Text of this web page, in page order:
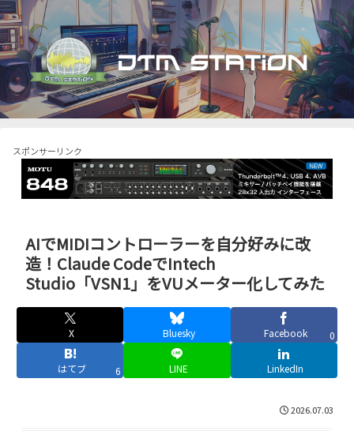
スポンサーリンク
AIでMIDIコントローラーを自分好みに改
造！Claude CodeでIntech
Studio「VSN1」をVUメーター化してみた
X Bluesky Facebook 0
はてブ 6 LINE LinkedIn
2026.07.03